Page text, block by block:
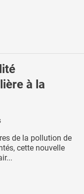
à la
de la pollution de
cette nouvelle